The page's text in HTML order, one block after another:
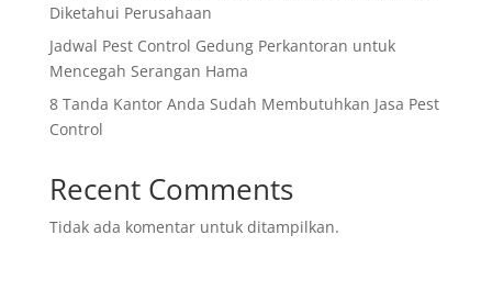
Diketahui Perusahaan
Jadwal Pest Control Gedung Perkantoran untuk
Mencegah Serangan Hama
8 Tanda Kantor Anda Sudah Membutuhkan Jasa Pest
Control
Recent Comments
Tidak ada komentar untuk ditampilkan.